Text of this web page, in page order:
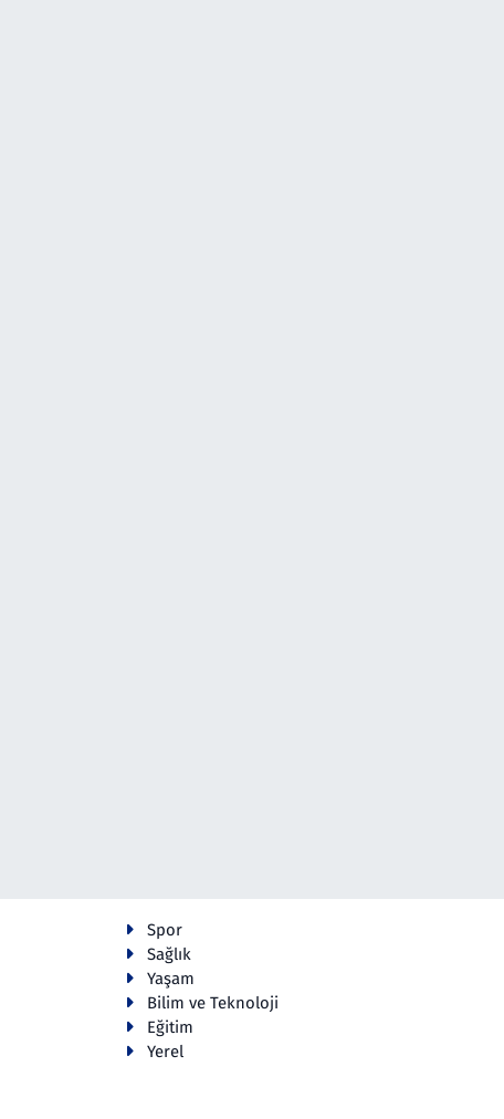
Spor
Sağlık
Yaşam
Bilim ve Teknoloji
Eğitim
Yerel